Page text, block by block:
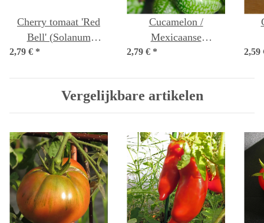
Cherry tomaat 'Red
Bell' (Solanum
lycopersicum) zaden
2,79 € *
Cucamelon /
Mexicaanse
minikomkommer
2,79 € * 2,59
Vergelijkbare artikelen